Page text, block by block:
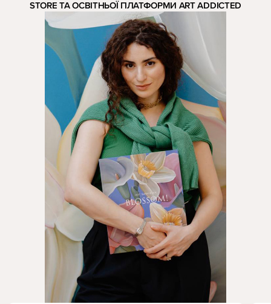
STORE ТА ОСВІТНЬОЇ ПЛАТФОРМИ ART ADDICTED